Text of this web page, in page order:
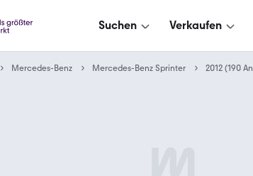
Suchen Verkaufen
Mercedes-Benz Mercedes-Benz Sprinter 2012 (190